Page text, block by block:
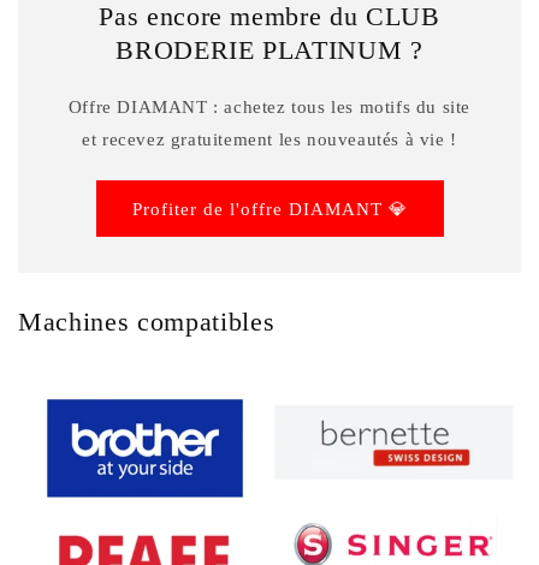
Pas encore membre du CLUB
BRODERIE PLATINUM ?
Offre DIAMANT : achetez tous les motifs du site
et recevez gratuitement les nouveautés à vie !
Profiter de l'offre DIAMANT 💎
Machines compatibles